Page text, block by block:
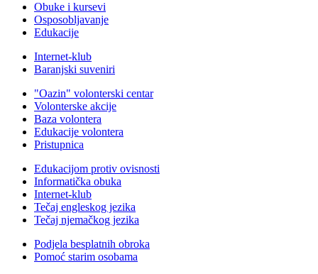
Obuke i kursevi
Osposobljavanje
Edukacije
Internet-klub
Baranjski suveniri
"Oazin" volonterski centar
Volonterske akcije
Baza volontera
Edukacije volontera
Pristupnica
Edukacijom protiv ovisnosti
Informatička obuka
Internet-klub
Tečaj engleskog jezika
Tečaj njemačkog jezika
Podjela besplatnih obroka
Pomoć starim osobama